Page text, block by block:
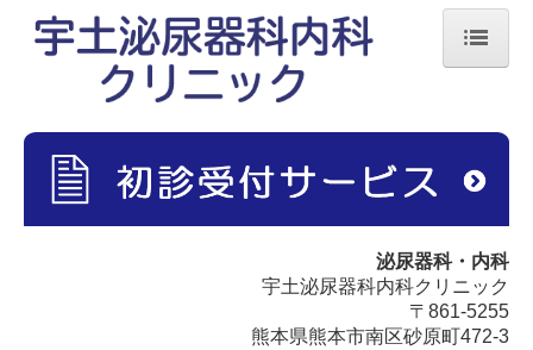
診療科目
泌尿器科・内科
宇土泌尿器科内科クリニック
〒861-5255
熊本県熊本市南区砂原町472-3